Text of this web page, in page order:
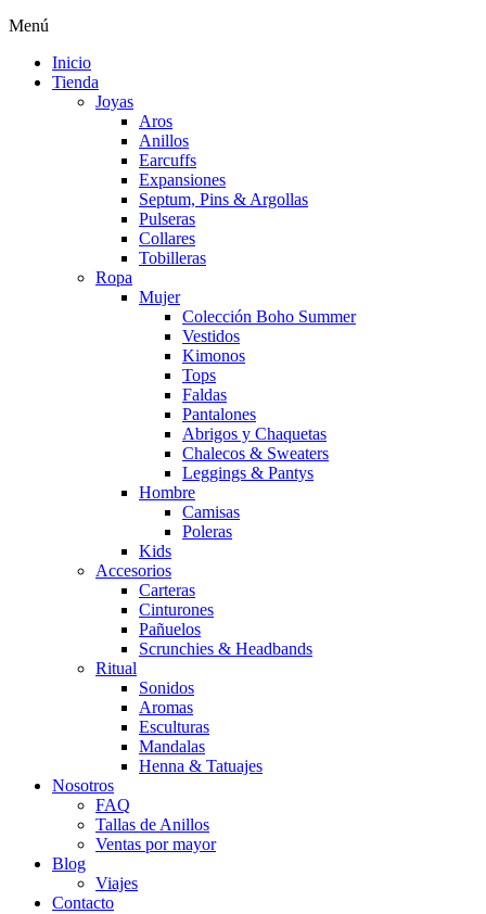
Menú
Inicio
Tienda
Joyas
Aros
Anillos
Earcuffs
Expansiones
Septum, Pins & Argollas
Pulseras
Collares
Tobilleras
Ropa
Mujer
Colección Boho Summer
Vestidos
Kimonos
Tops
Faldas
Pantalones
Abrigos y Chaquetas
Chalecos & Sweaters
Leggings & Pantys
Hombre
Camisas
Poleras
Kids
Accesorios
Carteras
Cinturones
Pañuelos
Scrunchies & Headbands
Ritual
Sonidos
Aromas
Esculturas
Mandalas
Henna & Tatuajes
Nosotros
FAQ
Tallas de Anillos
Ventas por mayor
Blog
Viajes
Contacto